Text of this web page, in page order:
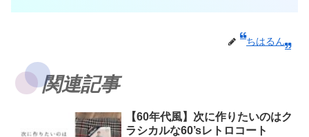
ちはるん
関連記事
【60年代風】次に作りたいのはク
ラシカルな60’sレトロコート